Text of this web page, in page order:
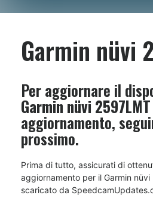
Garmin nüvi
Per aggiornare il
Garmin nüvi 2597LMT
aggiornamento,
prossimo.
Prima di tutto, assicurati di
aggiornamento per il Garmin
scaricato da